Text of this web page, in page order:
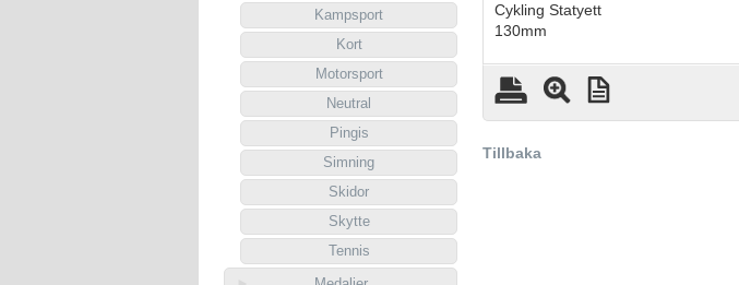
Kampsport
Kort
Motorsport
Neutral
Pingis
Simning
Skidor
Skytte
Tennis
Cykling Statyett
130mm
Tillbaka